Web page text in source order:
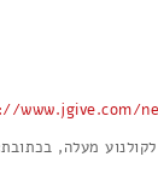
www.jgive.com/
מעלה,